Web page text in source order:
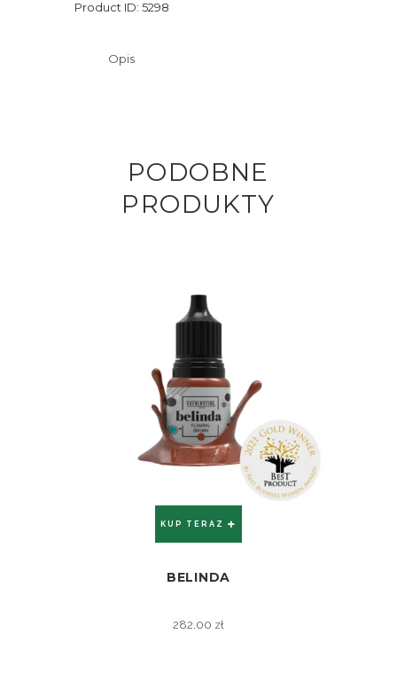
Product ID: 5298
Opis
PODOBNE
PRODUKTY
KUP TERAZ
BELINDA
282.00 zł